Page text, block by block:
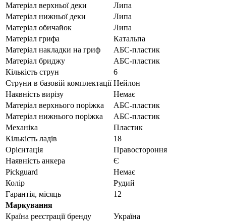
Матеріал верхньої деки
Липа
Матеріал нижньої деки
Липа
Матеріал обичайок
Липа
Матеріал грифа
Катальпа
Матеріал накладки на гриф
АБС-пластик
Матеріал бриджу
АБС-пластик
Кількість струн
6
Струни в базовій комплектації Нейлон
Наявність вирізу
Немає
Матеріал верхнього поріжка
АБС-пластик
Матеріал нижнього поріжка
АБС-пластик
Механіка
Пластик
Кількість ладів
18
Орієнтація
Правостороння
Наявність анкера
Є
Pickguard
Немає
Колір
Рудий
Гарантія, місяць
12
Маркування
Країна реєстрації бренду
Україна